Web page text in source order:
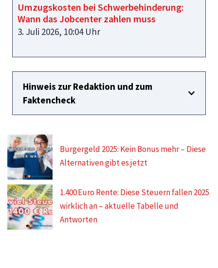
Umzugskosten bei Schwerbehinderung:
Wann das Jobcenter zahlen muss
3. Juli 2026, 10:04 Uhr
Hinweis zur Redaktion und zum
Faktencheck
Bürgergeld 2025: Kein Bonus mehr – Diese
Alternativen gibt es jetzt
1.400 Euro Rente: Diese Steuern fallen 2025
wirklich an – aktuelle Tabelle und
Antworten